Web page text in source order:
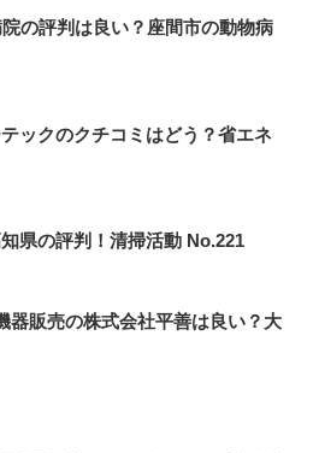
の評判は良い？座間市の動物病
ックのクチコミはどう？省エネ
県の評判！清掃活動 No.221
器販売の株式会社平善は良い？大